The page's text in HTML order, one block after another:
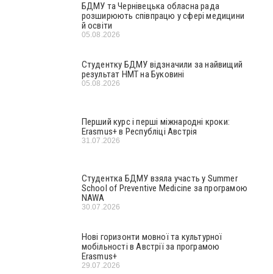
БДМУ та Чернівецька обласна рада
розширюють співпрацю у сфері медицини
й освіти
05.08.2026
Студентку БДМУ відзначили за найвищий
результат НМТ на Буковині
05.08.2026
Перший курс і перші міжнародні кроки:
Erasmus+ в Республіці Австрія
31.07.2026
Студентка БДМУ взяла участь у Summer
School of Preventive Medicine за програмою
NAWA
30.07.2026
Нові горизонти мовної та культурної
мобільності в Австрії за програмою
Erasmus+
29.07.2026